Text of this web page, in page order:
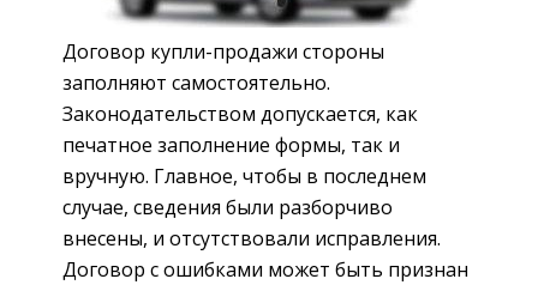
Договор купли-продажи стороны
заполняют самостоятельно.
Законодательством допускается, как
печатное заполнение формы, так и
вручную. Главное, чтобы в последнем
случае, сведения были разборчиво
внесены, и отсутствовали исправления.
Договор с ошибками может быть признан